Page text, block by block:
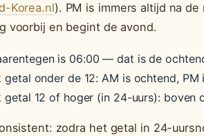
Korea.nl). PM is immers altijd na
voorbij en begint de avond.
is 06:00 — dat is de
getal onder de 12: AM is ochtend,
getal 12 of hoger (in 24-uurs): boven
zodra het getal in 24-